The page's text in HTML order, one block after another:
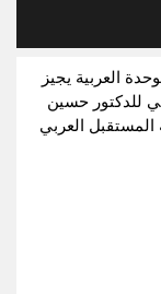
العربية يجيز
للدكتور حسين
العربي